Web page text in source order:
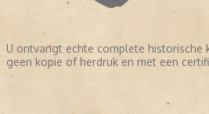
U ontvangt echte complete historische
geen kopie of herdruk en met een